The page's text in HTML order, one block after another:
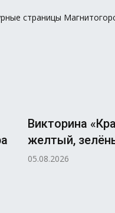
страницы
Викторина
желтый,
05.08.2026